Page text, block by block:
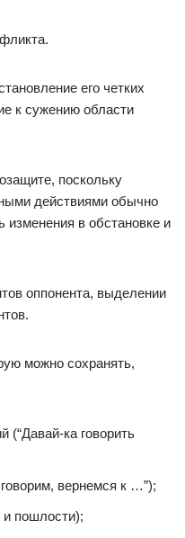
его четких
к сужению области
поскольку
действиями обычно
в обстановке и
оппонента, выделении
можно сохранять,
(“Давай-ка говорить
вернемся к …”);
и пошлости);